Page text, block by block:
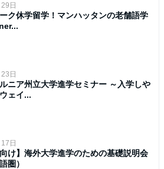
日
ク休学留学！マンハッタンの老舗語学
日
ニア州立大学進学セミナー ～入学しや
ェイ...
日
向け】海外大学進学のための基礎説明会
圏）